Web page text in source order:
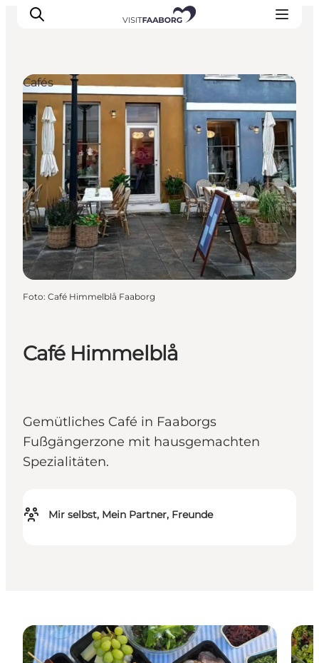
Unterkünfte
Gastronomie
Erlebnisse
Inselhüpfen
Outdoor
Kalender
Café Himmelblå
Gemütliches Café in Faaborgs
Fußgängerzone mit hausgemachten
Spezialitäten.
Mir selbst, Mein Partner, Freunde
Cafés
Foto: Café Himmelblå Faaborg